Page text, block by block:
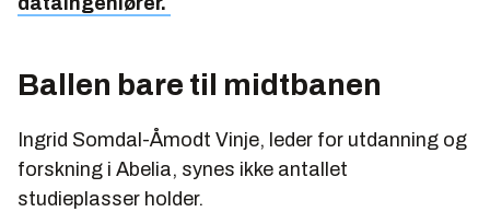
Ballen bare til midtbanen
Ingrid Somdal-Åmodt Vinje, leder for utdanning og
forskning i Abelia, synes ikke antallet
studieplasser holder.